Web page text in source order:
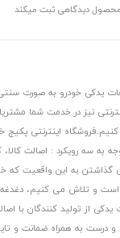
محصول دیدگاهی ثبت میکند
یدکی خودرو به صورت
نیز در خدمت شما
فروشگاه اینترنتی
به سه رویکرد : اصالت
گذاشتن به این واقعیت که
است و تلاش می کنیم،
از تولید کنندگان با
به همراه ضمانت و